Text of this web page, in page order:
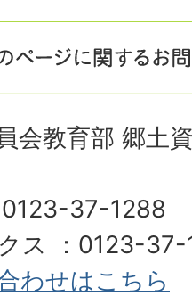
会教育部 郷土
0123-37-1288
ス ：0123-
わせはこちら